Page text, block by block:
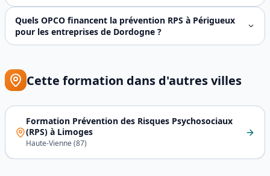
La **sensibilisation RPS (1 jour)** est conçue pour les
Quels OPCO financent la prévention RPS à Périgueux
pour les entreprises de Dordogne ?
Cette formation dans d'autres villes
Formation Prévention des Risques Psychosociaux
(RPS) à Limoges
Haute-Vienne(87)